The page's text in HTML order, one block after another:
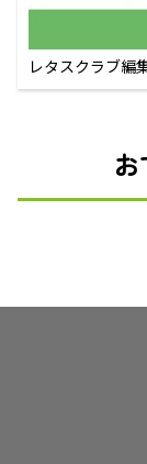
レタスクラブ編